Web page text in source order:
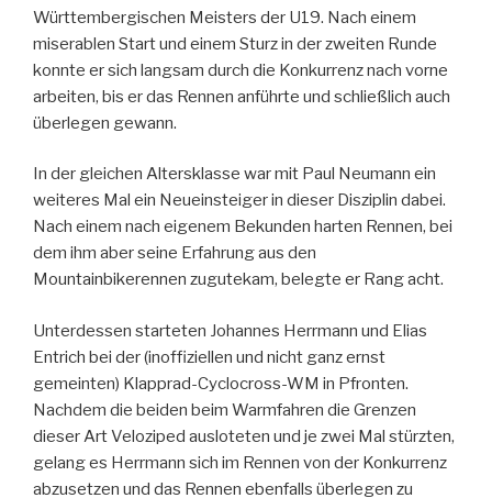
Württembergischen Meisters der U19. Nach einem
miserablen Start und einem Sturz in der zweiten Runde
konnte er sich langsam durch die Konkurrenz nach vorne
arbeiten, bis er das Rennen anführte und schließlich auch
überlegen gewann.
In der gleichen Altersklasse war mit Paul Neumann ein
weiteres Mal ein Neueinsteiger in dieser Disziplin dabei.
Nach einem nach eigenem Bekunden harten Rennen, bei
dem ihm aber seine Erfahrung aus den
Mountainbikerennen zugutekam, belegte er Rang acht.
Unterdessen starteten Johannes Herrmann und Elias
Entrich bei der (inoffiziellen und nicht ganz ernst
gemeinten) Klapprad-Cyclocross-WM in Pfronten.
Nachdem die beiden beim Warmfahren die Grenzen
dieser Art Veloziped ausloteten und je zwei Mal stürzten,
gelang es Herrmann sich im Rennen von der Konkurrenz
abzusetzen und das Rennen ebenfalls überlegen zu